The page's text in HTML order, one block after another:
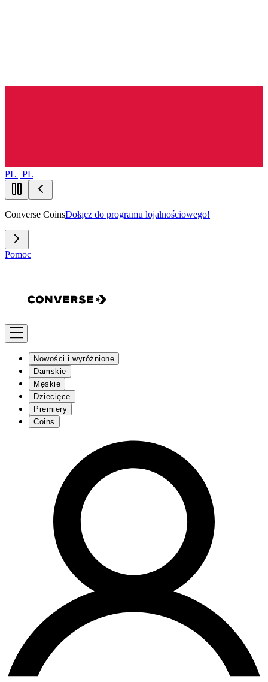
PL | PL
Converse CoinsDołącz do programu lojalnościowego!
Pomoc
Nowości i wyróżnione
Damskie
Męskie
Dziecięce
Premiery
Coins